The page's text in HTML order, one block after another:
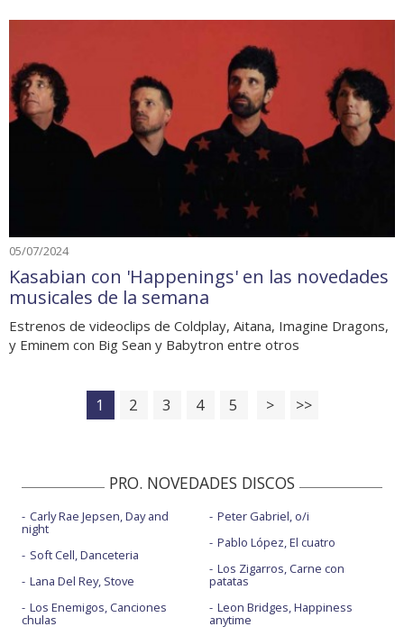
05/07/2024
Kasabian con 'Happenings' en las novedades
musicales de la semana
Estrenos de videoclips de Coldplay, Aitana, Imagine Dragons,
y Eminem con Big Sean y Babytron entre otros
1 2 3 4 5 > >>
PRO. NOVEDADES DISCOS
Carly Rae Jepsen, Day and
night
Soft Cell, Danceteria
Lana Del Rey, Stove
Los Enemigos, Canciones
chulas
Peter Gabriel, o/i
Pablo López, El cuatro
Los Zigarros, Carne con
patatas
Leon Bridges, Happiness
anytime